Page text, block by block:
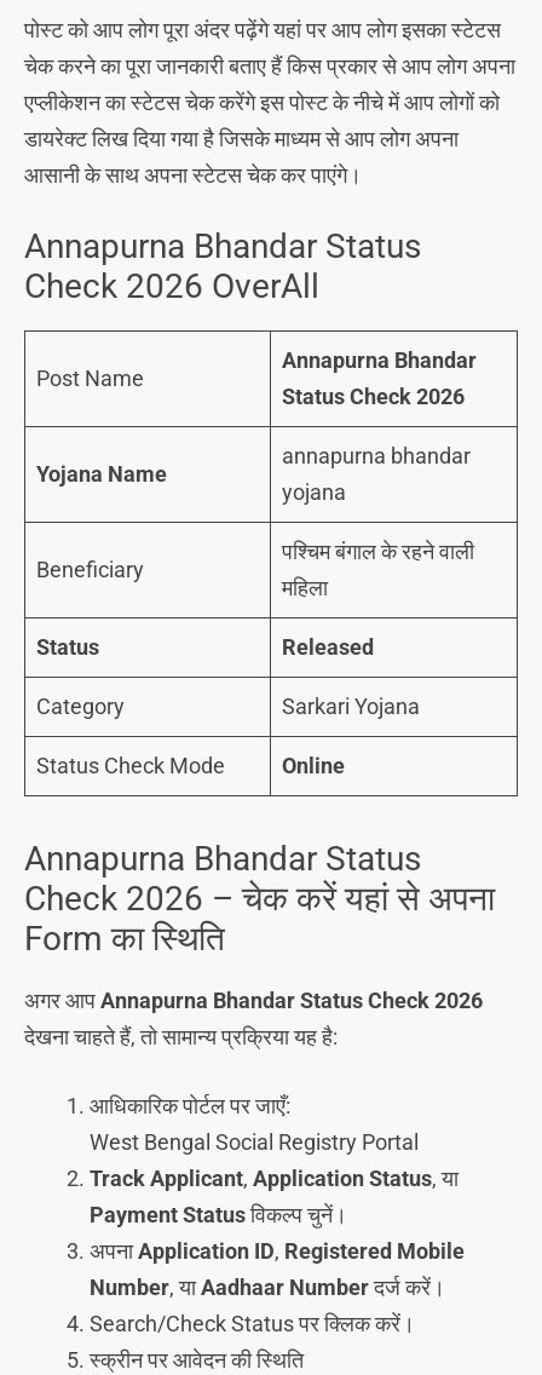
पोस्ट को आप लोग पूरा अंदर पढ़ेंगे यहां पर आप लोग इसका स्टेटस
चेक करने का पूरा जानकारी बताए हैं किस प्रकार से आप लोग अपना
एप्लीकेशन का स्टेटस चेक करेंगे इस पोस्ट के नीचे में आप लोगों को
डायरेक्ट लिख दिया गया है जिसके माध्यम से आप लोग अपना
आसानी के साथ अपना स्टेटस चेक कर पाएंगे।
Annapurna Bhandar Status
Check 2026 OverAll
Post Name
Annapurna Bhandar
Status Check 2026
Yojana Name
annapurna bhandar
yojana
Beneficiary
पश्चिम बंगाल के रहने वाली
महिला
Status Released
Category Sarkari Yojana
Status Check Mode Online
Annapurna Bhandar Status
Check 2026 – चेक करें यहां से अपना
Form का स्थिति
अगर आपAnnapurna Bhandar Status Check 2026
देखना चाहते हैं, तो सामान्य प्रक्रिया यह है:
आधिकारिक पोर्टल पर जाएँ:
West Bengal Social Registry Portal
Track Applicant, Application Status, या
Payment Statusविकल्प चुनें।
अपनाApplication ID, Registered Mobile
Number, याAadhaar Numberदर्ज करें।
Search/Check Status पर क्लिक करें।
स्क्रीन पर आवेदन की स्थिति